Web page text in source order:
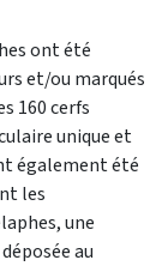
ont été
et/ou marqués
160 cerfs
unique et
également été
les
une
au